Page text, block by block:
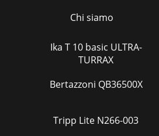
Chi siamo
Ika T 10 basic ULTRA-
TURRAX
Bertazzoni QB36500X
Tripp Lite N266-003